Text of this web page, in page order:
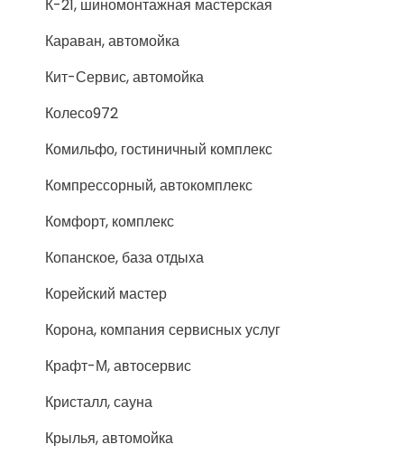
К-21, шиномонтажная мастерская
Караван, автомойка
Кит-Сервис, автомойка
Колесо972
Комильфо, гостиничный комплекс
Компрессорный, автокомплекс
Комфорт, комплекс
Копанское, база отдыха
Корейский мастер
Корона, компания сервисных услуг
Крафт-М, автосервис
Кристалл, сауна
Крылья, автомойка